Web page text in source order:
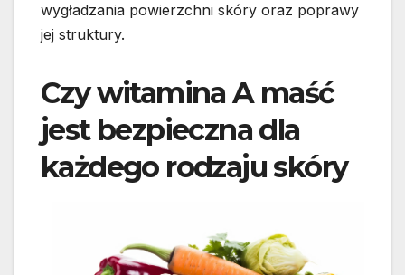
wygładzania powierzchni skóry oraz poprawy
jej struktury.
Czy witamina A maść
jest bezpieczna dla
każdego rodzaju skóry